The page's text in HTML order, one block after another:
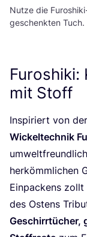
Nutze die
geschenkten Tuch.
Furoshiki:
mit Stoff
Inspi­riert von der
Wickel­tech­nik
her­kömm­li­chen
Ein­pa­ckens
des Ostens
Geschirr­tü­cher,